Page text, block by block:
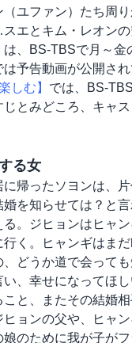
（ユファン）たち周
エとキム・レオン
は、BS-TBSで月～金
予告動画が公開され
しむ】 では、BS-
とみどころ、キャ
る女
帰ったソヨンは、
を知らせては？と
る。ジヒョンはヒャ
く。ヒャンギはま
どうか道で会って
、幸せになってほ
こと、またその結婚
ヒョンの父や、ヒャ
娘のために我が子が